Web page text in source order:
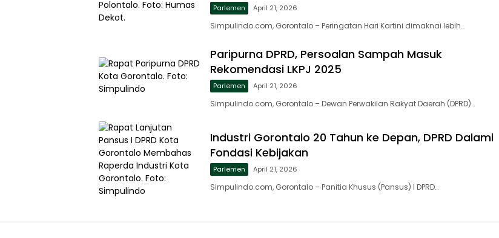
Parlemen April 21, 2026
Simpulindo.com, Gorontalo – Peringatan Hari Kartini dimaknai lebih…
Paripurna DPRD, Persoalan Sampah Masuk
Rekomendasi LKPJ 2025
Parlemen April 21, 2026
Simpulindo.com, Gorontalo – Dewan Perwakilan Rakyat Daerah (DPRD)…
Industri Gorontalo 20 Tahun ke Depan, DPRD Dalami
Fondasi Kebijakan
Parlemen April 21, 2026
Simpulindo.com, Gorontalo – Panitia Khusus (Pansus) I DPRD…